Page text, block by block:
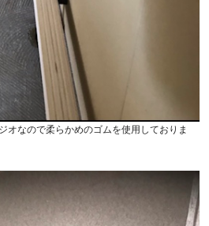
オなので柔らかめのゴムを使用しておりま